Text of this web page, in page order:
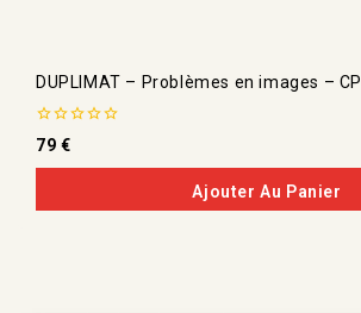
DUPLIMAT – Problèmes en images – CP
0
de
5
79 €
Ajouter Au Panier